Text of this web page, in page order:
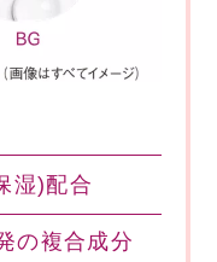
湿)配合
の複合成分